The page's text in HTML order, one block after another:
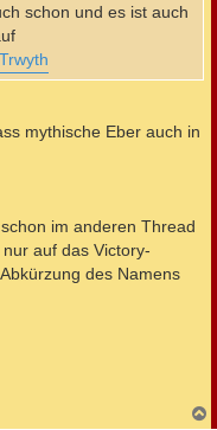
schon und es ist auch
mythische Eber auch in
im anderen Thread
auf das Victory-
des Namens